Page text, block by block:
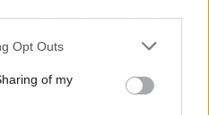
Opt Outs
of my
a Clarkcon un discurso
para todos".